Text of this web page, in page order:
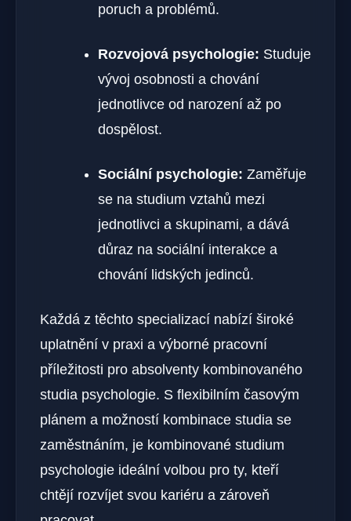
poruch a problémů.
Rozvojová psychologie: Studuje
vývoj osobnosti a chování
jednotlivce od narození až po
dospělost.
Sociální psychologie: Zaměřuje
se na studium vztahů mezi
jednotlivci a skupinami, a dává
důraz na sociální interakce a
chování lidských jedinců.
Každá z těchto specializací nabízí široké
uplatnění v praxi a výborné pracovní
příležitosti pro absolventy kombinovaného
studia psychologie. S flexibilním časovým
plánem a možností kombinace studia se
zaměstnáním, je kombinované studium
psychologie ideální volbou pro ty, kteří
chtějí rozvíjet svou kariéru a zároveň